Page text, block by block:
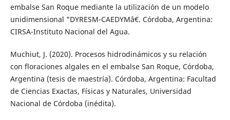
embalse San Roque mediante la utilización de un modelo
unidimensional "DYRESM-CAEDYMâ€. Córdoba, Argentina:
CIRSA-Instituto Nacional del Agua.
Muchiut, J. (2020). Procesos hidrodinámicos y su relación
con floraciones algales en el embalse San Roque, Córdoba,
Argentina (tesis de maestría). Córdoba, Argentina: Facultad
de Ciencias Exactas, Físicas y Naturales, Universidad
Nacional de Córdoba (inédita).